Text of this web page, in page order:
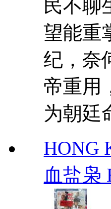
民不聊
望能重
纪，奈
帝重用
为朝廷
HONG
血盐枭